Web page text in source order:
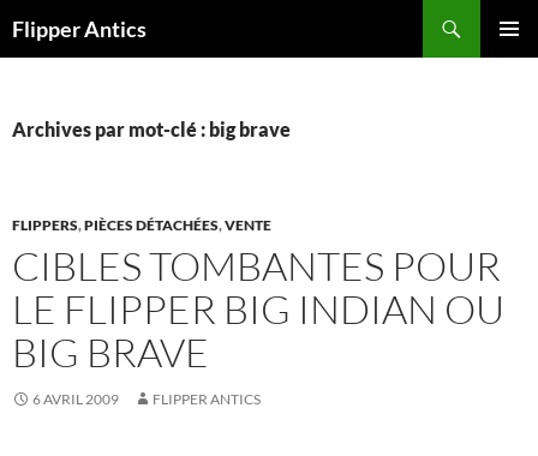
auFlipper Antics
Archives par mot-clé : big brave
FLIPPERS,PIÈCES DÉTACHÉES,VENTE
CIBLES TOMBANTES POUR
LE FLIPPER BIG INDIAN OU
BIG BRAVE
6 AVRIL 2009 FLIPPER ANTICS